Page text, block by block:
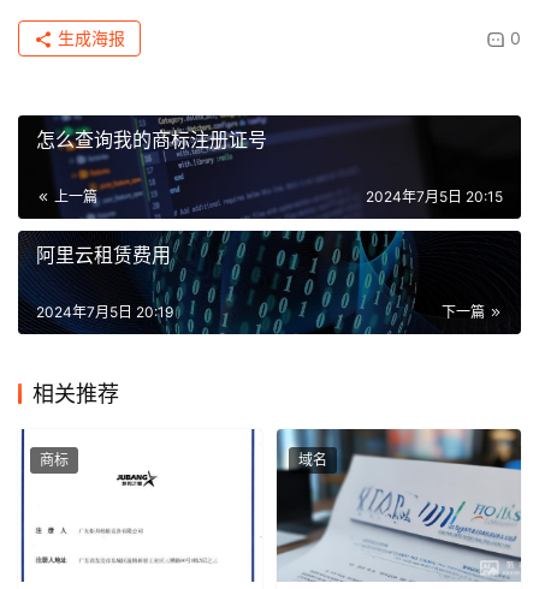
0
生成海报
怎么查询我的商标注册证号
上一篇 2024年7月5日 20:15
阿里云租赁费用
下一篇
2024年7月5日 20:19
相关推荐
商标 域名